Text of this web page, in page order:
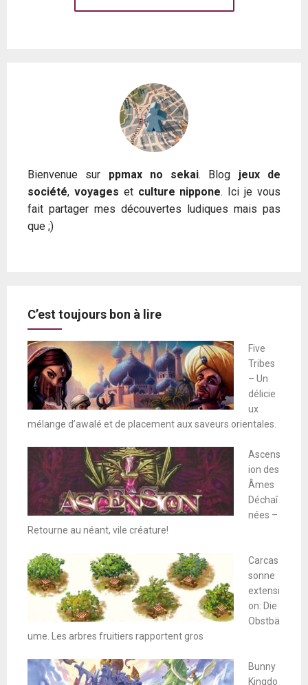
Bienvenue sur ppmax no sekai. Blog jeux de
société, voyages et culture nippone. Ici je vous
fait partager mes découvertes ludiques mais pas
que ;)
C’est toujours bon à lire
Five
Tribes
– Un
délicie
ux
mélange d’awalé et de placement aux saveurs orientales.
Ascens
ion des
Âmes
Déchaî
nées –
Retourne au néant, vile créature!
Carcas
sonne
extensi
on: Die
Obstbä
ume. Les arbres fruitiers rapportent gros
Bunny
Kingdo